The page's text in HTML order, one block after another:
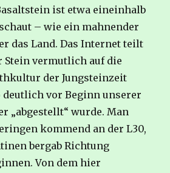
ist etwa eineinhalb
– wie ein mahnender
das Land. Das Internet teilt
Stein vermutlich auf die
der Jungsteinzeit
vor Beginn unserer
„abgestellt“ wurde. Man
kommend an der L30,
bergab Richtung
Von dem hier